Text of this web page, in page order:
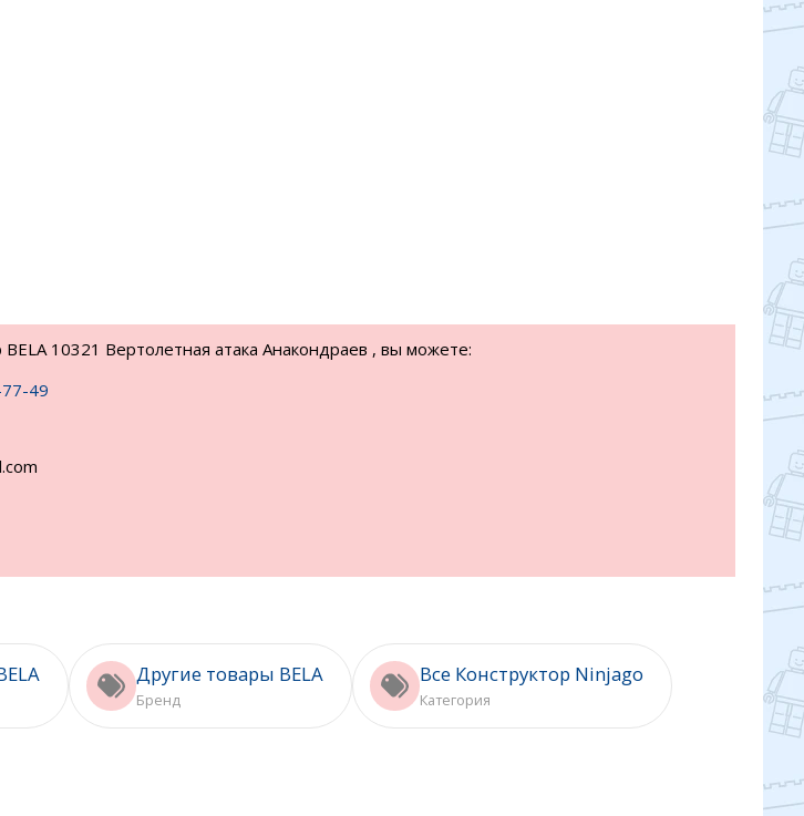
BELA 10321 Вертолетная атака Анакондраев , вы можете:
49
Другие товары BELA
Бренд
Все Конструктор Ninjago
Категория